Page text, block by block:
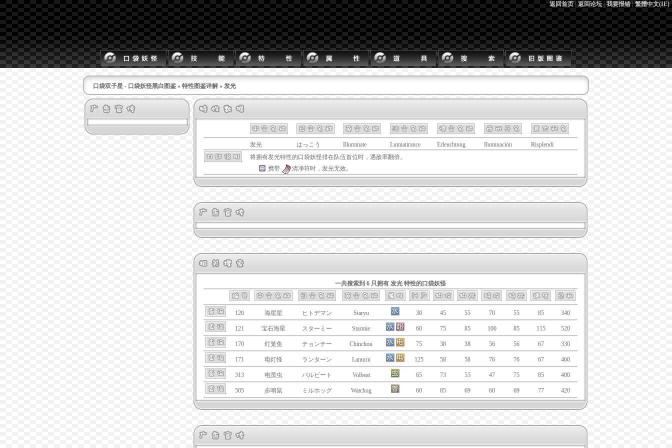
返回首页|返回论坛|我要报错|繁體中文(IE)
口袋双子星 - 口袋妖怪黑白图鉴 » 特性图鉴详解 » 发光
发光 はっこう Illuminate Lumiatirance Erleuchtung Iluminación
Risplendi
将拥有发光特性的口袋妖怪排在队伍首位时，遇敌率翻倍。
携带
清净符时， 发光无效。
一共搜索到 6 只拥有 发光 特性的口袋妖怪
120 海星星 ヒトデマン Staryu 30 45 55 70 55 85 340
121 宝石海星 スターミー Starmie 60 75 85 100 85 115 520
170 灯笼鱼 チョンチー Chinchou 75 38 38 56 56 67 330
171 电灯怪 ランターン Lanturn 125 58 58 76 76 67 460
313 电萤虫 バルビート Volbeat 65 73 55 47 75 85 400
505 步哨鼠 ミルホッグ Watchog 60 85 69 60 69 77 420